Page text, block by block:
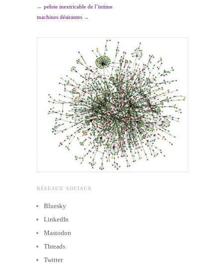
← pelote inextricable de l’intime
machines désirantes →
RÉSEAUX SOCIAUX
Bluesky
LinkedIn
Mastodon
Threads
Twitter